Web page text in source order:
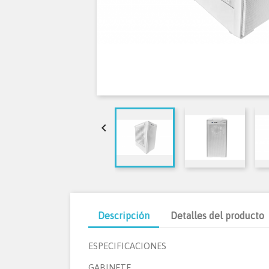

Descripción Detalles del producto
ESPECIFICACIONES